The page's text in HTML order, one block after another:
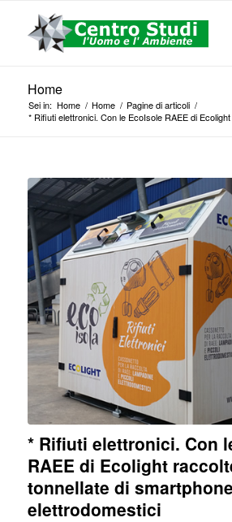
Home
Sei in: Home / Home / Pagine di articoli /
* Rifiuti elettronici. Con le EcoIsole RAEE di
* Rifiuti elettronici. Con
RAEE di Ecolight
tonnellate di
elettrodomestici